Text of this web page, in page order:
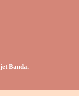
Banda.